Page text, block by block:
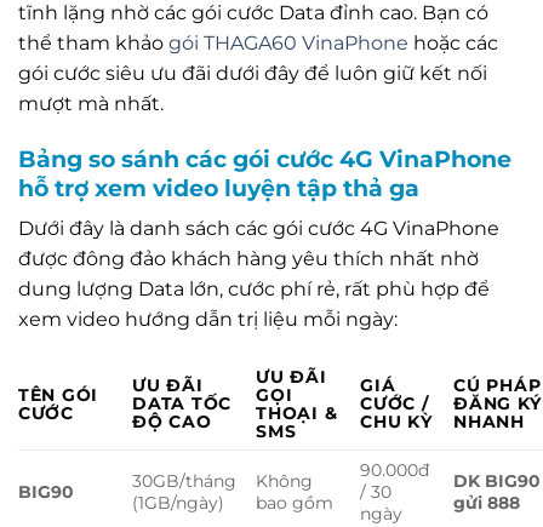
tĩnh lặng nhờ các gói cước Data đỉnh cao. Bạn có
thể tham khảo gói THAGA60 VinaPhone hoặc các
gói cước siêu ưu đãi dưới đây để luôn giữ kết nối
mượt mà nhất.
Bảng so sánh các gói cước 4G VinaPhone
hỗ trợ xem video luyện tập thả ga
Dưới đây là danh sách các gói cước 4G VinaPhone
được đông đảo khách hàng yêu thích nhất nhờ
dung lượng Data lớn, cước phí rẻ, rất phù hợp để
xem video hướng dẫn trị liệu mỗi ngày:
TÊN GÓI
CƯỚC
ƯU ĐÃI
DATA TỐC
ĐỘ CAO
ƯU ĐÃI
GỌI
THOẠI &
SMS
GIÁ
CƯỚC /
CHU KỲ
CÚ PHÁP
ĐĂNG KÝ
NHANH
BIG90
30GB/tháng
(1GB/ngày)
Không
bao gồm
90.000đ
/ 30
ngày
DK BIG90
gửi 888